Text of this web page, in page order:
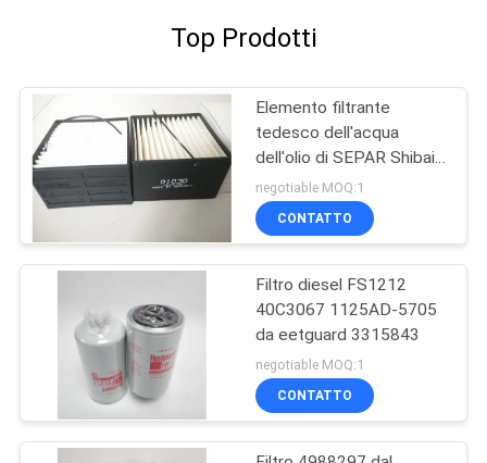
Top Prodotti
Elemento filtrante
tedesco dell'acqua
dell'olio di SEPAR Shibai
01030
negotiable MOQ:1
CONTATTO
Filtro diesel FS1212
40C3067 1125AD-5705
da eetguard 3315843
negotiable MOQ:1
CONTATTO